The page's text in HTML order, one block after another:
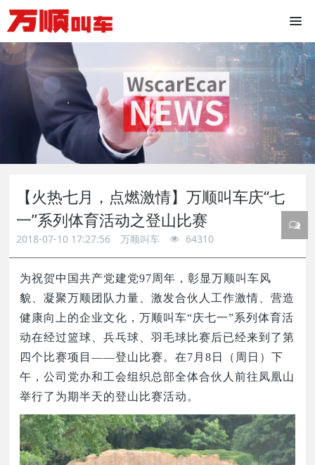
【火热七月，点燃激情】万顺叫车庆“七
一”系列体育活动之登山比赛
2018-07-10 17:27:56 万顺叫车 64310
为祝贺中国共产党建党97周年，彰显万顺叫车风
貌、凝聚万顺团队力量、激发合伙人工作激情、营造
健康向上的企业文化，万顺叫车“庆七一”系列体育活
动在经过篮球、兵乓球、羽毛球比赛后已经来到了第
四个比赛项目——登山比赛。在7月8日（周日）下
午，公司党办和工会组织总部全体合伙人前往凤凰山
举行了为期半天的登山比赛活动。